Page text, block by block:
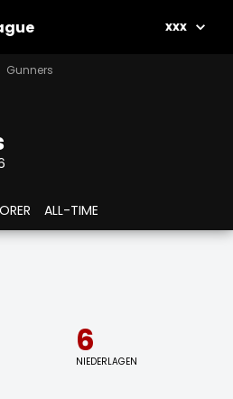
xxx
Gunners
ALL-TIME
6
NIEDERLAGEN